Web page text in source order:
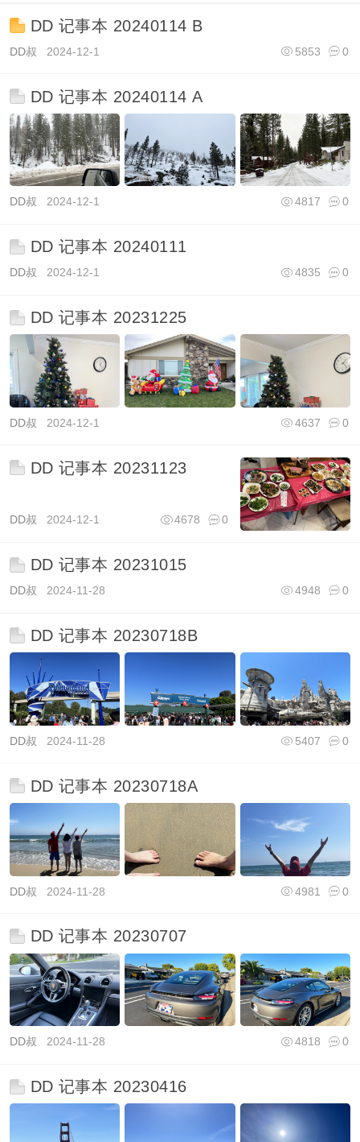
DD 记事本 20240114 B
DD叔 2024-12-1 0
5853
DD 记事本 20240114 A
DD叔 2024-12-1 0
4817
DD 记事本 20240111
DD叔 2024-12-1 0
4835
DD 记事本 20231225
DD叔 2024-12-1 0
4637
DD 记事本 20231123
DD叔 2024-12-1 0
4678
DD 记事本 20231015
DD叔 2024-11-28 0
4948
DD 记事本 20230718B
DD叔 2024-11-28 0
5407
DD 记事本 20230718A
DD叔 2024-11-28 0
4981
DD 记事本 20230707
DD叔 2024-11-28 0
4818
DD 记事本 20230416